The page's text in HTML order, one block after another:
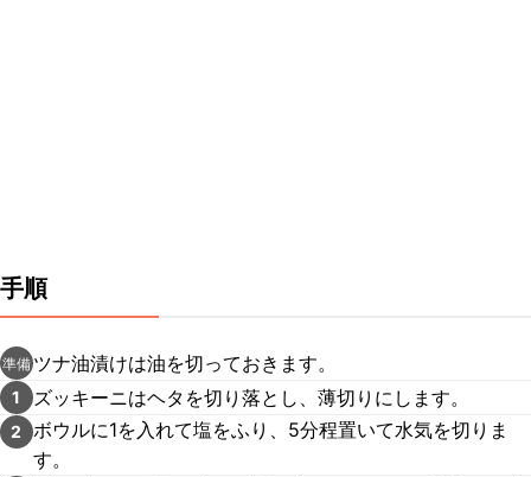
手順
準備 ツナ油漬けは油を切っておきます。
1 ズッキーニはヘタを切り落とし、薄切りにします。
2
ボウルに1を入れて塩をふり、5分程置いて水気を切りま
す。